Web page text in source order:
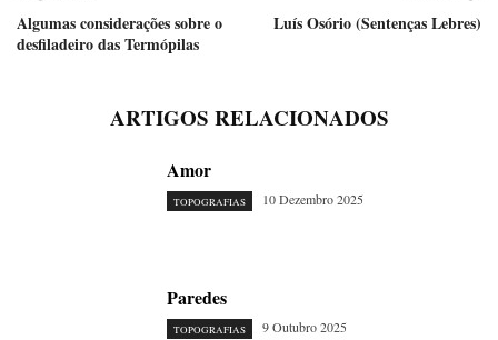
Algumas considerações sobre o
desfiladeiro das Termópilas
Luís Osório (Sentenças Lebres)
ARTIGOS RELACIONADOS
Amor
TOPOGRAFIAS 10 Dezembro 2025
Paredes
TOPOGRAFIAS 9 Outubro 2025